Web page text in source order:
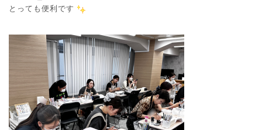
とっても便利です